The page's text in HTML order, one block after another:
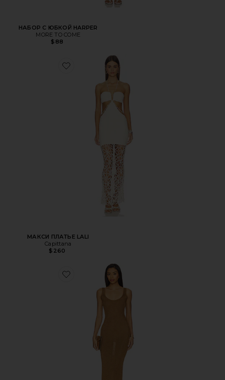
НАБОР С ЮБКОЙ HARPER
MORE TO COME
$88
МАКСИ ПЛАТЬЕ LALI
Capittana
$260